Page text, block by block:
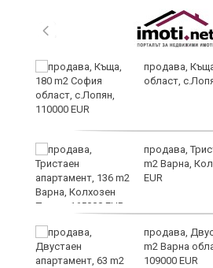
продава,
област,
продава,
m2 Варна,
EUR
продава,
m2 Варна
109000 EUR